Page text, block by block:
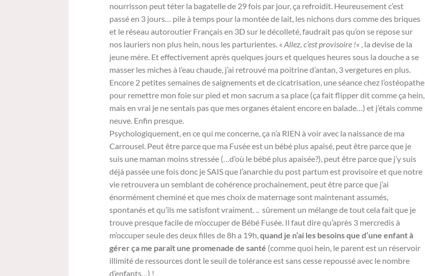
nourrisson peut téter la bagatelle de 29 fois par jour, ça refroidit. Heureusement c’est
passé en 3 jours… pile à temps pour la montée de lait, les nichons durs comme des briques
et le réseau autoroutier Français en 3D sur le décolleté, faudrait pas qu’on se repose sur
nos lauriers non plus hein, nous les parturientes. «Allez, c’est provisoire !« , la devise de la
jeune mère. Et effectivement après quelques jours et quelques heures sous la douche a se
masser les miches à l’eau chaude, j’ai retrouvé ma poitrine d’antan, 3 vergetures en plus.
Encore 2 petites semaines de saignements et de cicatrisation, une séance chez l’ostéopathe
pour remettre mon foie sur pied et mon sacrum a sa place (ça fait flipper dit comme ça hein,
mais en vrai je ne sentais pas que mes organes étaient encore en balade…) et j’étais comme
neuve. Enfin presque.
Psychologiquement, en ce qui me concerne, ça n’a RIEN à voir avec la naissance de ma
Carrousel. Peut être parce que ma Fusée est un bébé plus apaisé, peut être parce que je
suis une maman moins stressée (…d’où le bébé plus apaisée?), peut être parce que j’y suis
déjà passée une fois donc je SAIS que l’anarchie du post partum est provisoire et que notre
vie retrouvera un semblant de cohérence prochainement, peut être parce que j’ai
énormément cheminé et que mes choix de maternage sont maintenant assumés,
spontanés et qu’ils me satisfont vraiment. .. sûrement un mélange de tout cela fait que je
trouve presque facile de m’occuper de Bébé Fusée. Il faut dire qu’après 3 mercredis à
m’occuper seule des deux filles de 8h a 19h,quand je n’ai les besoins que d’une enfant à
gérer ça me paraît une promenade de santé (comme quoi hein, le parent est un réservoir
illimité de ressources dont le seuil de tolérance est sans cesse repoussé avec le nombre
d’enfants…) !